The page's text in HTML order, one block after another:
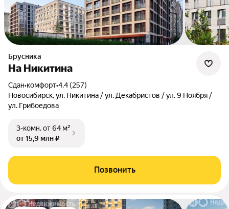
Брусника
На Никитина
Сдан•комфорт•4.4 (257)
Новосибирск, ул. Никитина / ул. Декабристов / ул. 9 Ноября /
ул. Грибоедова
3-комн.от 64 м²
от 15,9 млн ₽
Позвонить